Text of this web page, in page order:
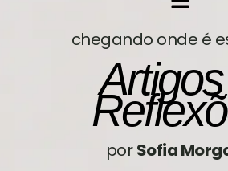
chegando onde é
porSofia